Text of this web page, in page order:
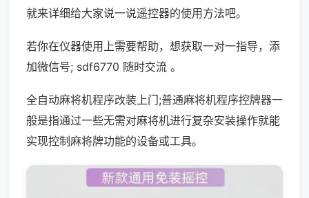
就来详细给大家说一说遥控器的使用方法吧。
若你在仪器使用上需要帮助，想获取一对一指导，添
加微信号; sdf6770 随时交流 。
全自动麻将机程序改装上门;普通麻将机程序控牌器一
般是指通过一些无需对麻将机进行复杂安装操作就能
实现控制麻将牌功能的设备或工具。